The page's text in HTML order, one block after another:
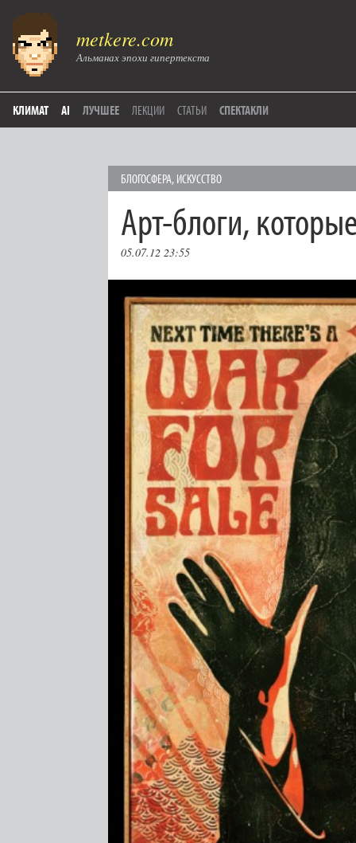
metkere.com
Альманах эпохи гипертекста
КЛИМАТ AI ЛУЧШЕЕ ЛЕКЦИИ СТАТЬИ СПЕКТАКЛИ
БЛОГОСФЕРА, ИСКУССТВО
Арт-блоги,
05.07.12 23:55